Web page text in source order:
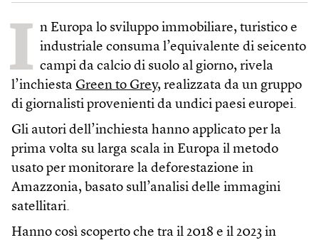
I n Europa lo sviluppo immobiliare, turistico e
industriale consuma l’equivalente di seicento
campi da calcio di suolo al giorno, rivela
l’inchiesta Green to Grey, realizzata da un gruppo
di giornalisti provenienti da undici paesi europei.
Gli autori dell’inchiesta hanno applicato per la
prima volta su larga scala in Europa il metodo
usato per monitorare la deforestazione in
Amazzonia, basato sull’analisi delle immagini
satellitari.
Hanno così scoperto che tra il 2018 e il 2023 in